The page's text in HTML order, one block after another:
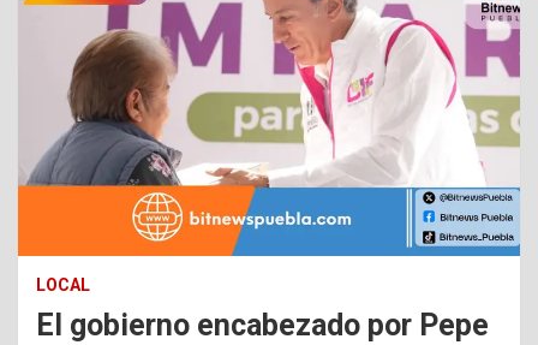
LOCAL
El gobierno encabezado por Pepe